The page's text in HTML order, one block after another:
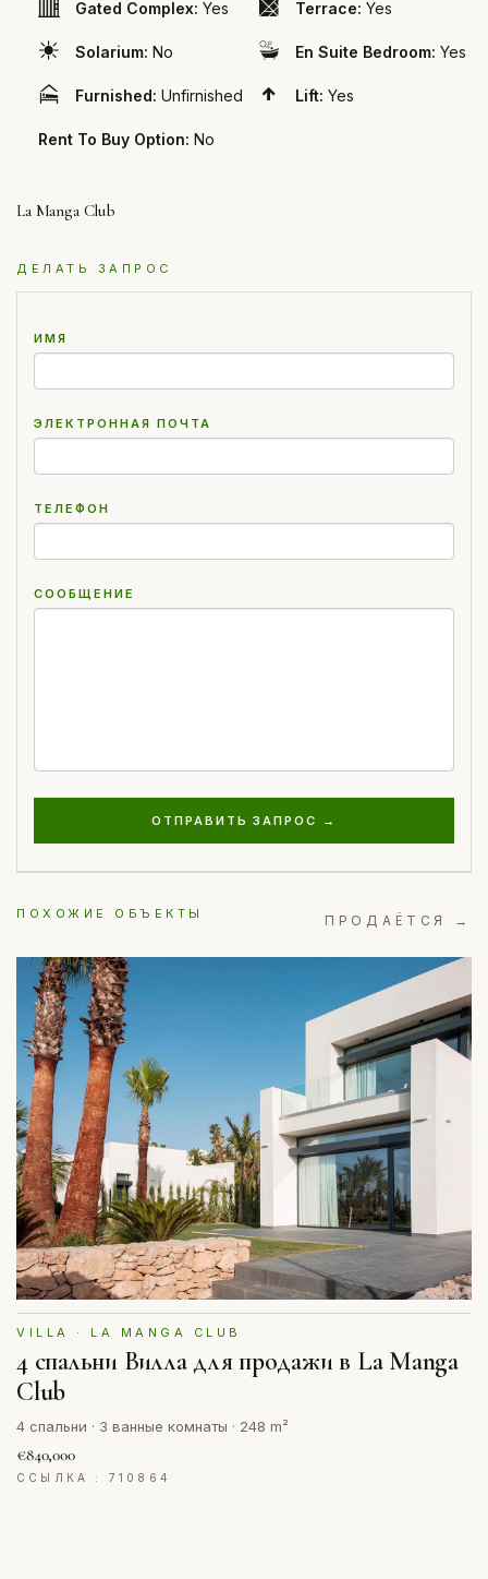
Gated Complex: Yes Terrace: Yes
Solarium: No En Suite Bedroom: Yes
Furnished: Unfirnished Lift: Yes
Rent To Buy Option: No
La Manga Club
ДЕЛАТЬ ЗАПРОС
ИМЯ
ЭЛЕКТРОННАЯ ПОЧТА
ТЕЛЕФОН
СООБЩЕНИЕ
ОТПРАВИТЬ ЗАПРОС →
ПОХОЖИЕ ОБЪЕКТЫ ПРОДАЁТСЯ →
VILLA · LA MANGA CLUB
4 спальни Вилла для продажи в La Manga
Club
4 спальни · 3 ванные комнаты · 248 m²
€840,000
ССЫЛКА : 710864